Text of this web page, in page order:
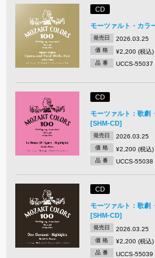
CD
モーツァルト・カラ
発売日 2026.03.25
価 格 ¥2,200 (税込)
品 番 UCCS-55037
CD
モーツァルト：歌劇
[SHM-CD]
発売日 2026.03.25
価 格 ¥2,200 (税込)
品 番 UCCS-55038
CD
モーツァルト：歌劇
[SHM-CD]
発売日 2026.03.25
価 格 ¥2,200 (税込)
品 番 UCCS-55039